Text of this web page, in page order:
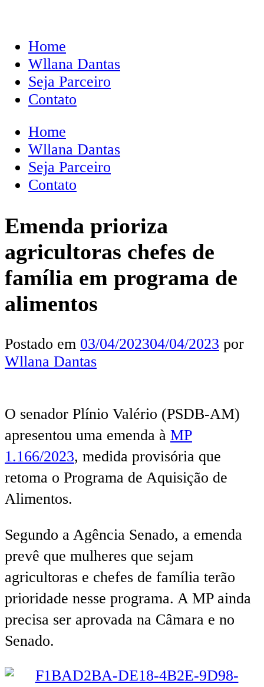
Home
Wllana Dantas
Seja Parceiro
Contato
Home
Wllana Dantas
Seja Parceiro
Contato
Emenda prioriza
agricultoras chefes de
família em programa de
alimentos
Postado em 03/04/202304/04/2023 por
Wllana Dantas
O senador Plínio Valério (PSDB-AM)
apresentou uma emenda à MP
1.166/2023, medida provisória que
retoma o Programa de Aquisição de
Alimentos.
Segundo a Agência Senado, a emenda
prevê que mulheres que sejam
agricultoras e chefes de família terão
prioridade nesse programa. A MP ainda
precisa ser aprovada na Câmara e no
Senado.